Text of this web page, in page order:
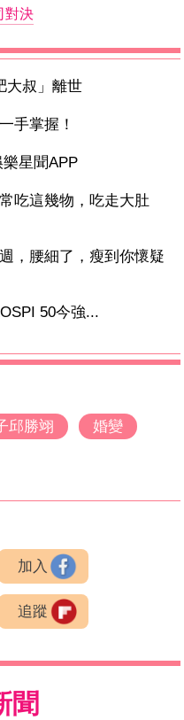
對決
叔」離世
手掌握！
星聞APP
吃這幾物，吃走大肚
，腰細了，瘦到你懷疑
50今強...
邱勝翊 婚變
加入
追蹤
聞